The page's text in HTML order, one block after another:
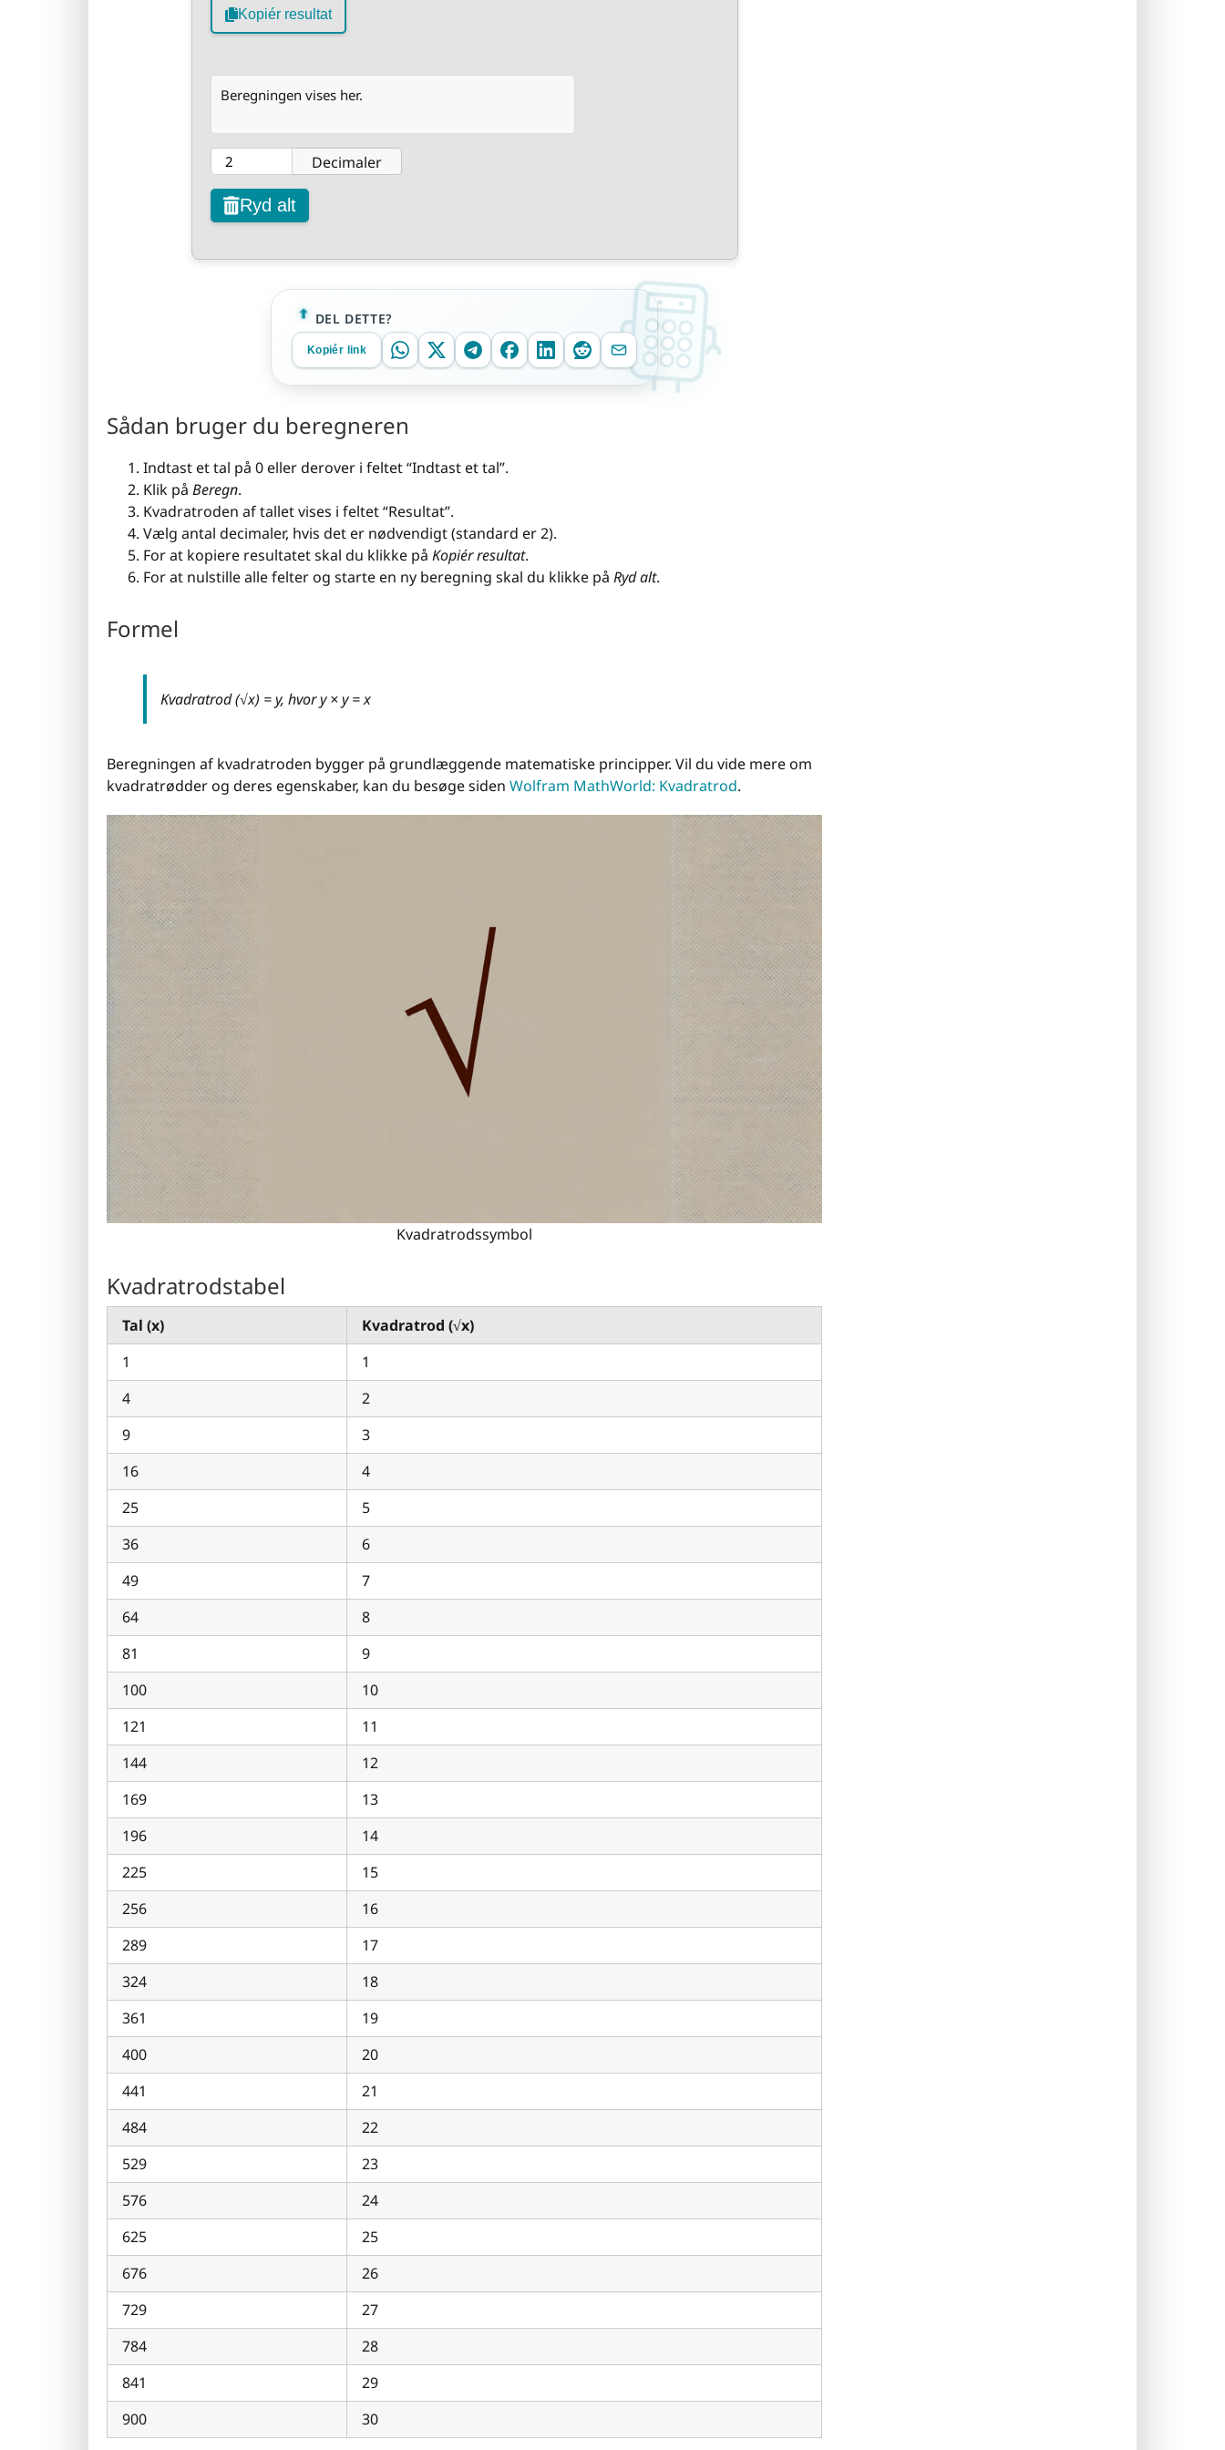
Kopiér resultat
Beregningen vises her.
Decimaler
Ryd alt
DEL DETTE?
Kopiér link
Sådan bruger du beregneren
Indtast et tal på 0 eller derover i feltet “Indtast et tal”.
Klik på Beregn.
Kvadratroden af tallet vises i feltet “Resultat”.
Vælg antal decimaler, hvis det er nødvendigt (standard er 2).
For at kopiere resultatet skal du klikke på Kopiér resultat.
For at nulstille alle felter og starte en ny beregning skal du klikke på Ryd alt.
Formel
Kvadratrod (√x) = y, hvor y × y = x
Beregningen af kvadratroden bygger på grundlæggende matematiske principper. Vil du vide mere om
kvadratrødder og deres egenskaber, kan du besøge siden Wolfram MathWorld: Kvadratrod.
Kvadratrodssymbol
Kvadratrodstabel
Tal (x)
Kvadratrod (√x)
1
1
4
2
9
3
16
4
25
5
36
6
49
7
64
8
81
9
100
10
121
11
144
12
169
13
196
14
225
15
256
16
289
17
324
18
361
19
400
20
441
21
484
22
529
23
576
24
625
25
676
26
729
27
784
28
841
29
900
30